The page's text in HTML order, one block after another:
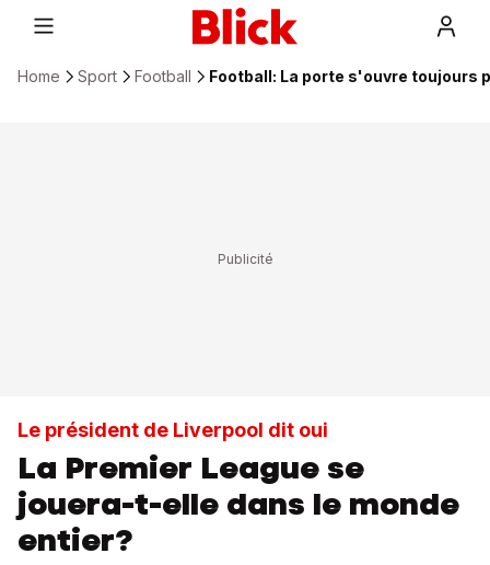
Home Sport Football Football: La porte s'ouvre toujours
Le président de Liverpool dit oui
La Premier League se
jouera-t-elle dans le monde
entier?